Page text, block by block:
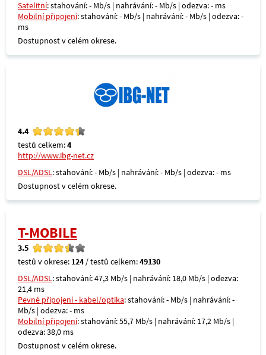
Satelitní: stahování: - Mb/s | nahrávání: - Mb/s | odezva: - ms
Mobilní připojení: stahování: - Mb/s | nahrávání: - Mb/s | odezva: -
ms
Dostupnost v celém okrese.
4.4
testů celkem:4
http://www.ibg-net.cz
DSL/ADSL: stahování: - Mb/s | nahrávání: - Mb/s | odezva: - ms
Dostupnost v celém okrese.
T-MOBILE
3.5
testů v okrese: 124 / testů celkem:49130
DSL/ADSL: stahování: 47,3 Mb/s | nahrávání: 18,0 Mb/s | odezva:
21,4 ms
Pevné připojení - kabel/optika: stahování: - Mb/s | nahrávání: -
Mb/s | odezva: - ms
Mobilní připojení: stahování: 55,7 Mb/s | nahrávání: 17,2 Mb/s |
odezva: 38,0 ms
Dostupnost v celém okrese.